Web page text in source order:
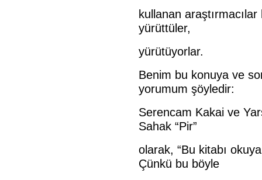
kullanan
yürüttüler,
yürütüyorlar.
Benim bu konuya ve
yorumum şöyledir:
Serencam Kakai ve
Sahak “Pir”
olarak, “Bu kitabı
Çünkü bu böyle